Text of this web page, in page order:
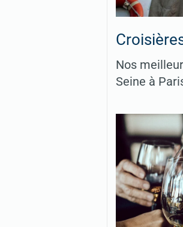
Nos
Seine à